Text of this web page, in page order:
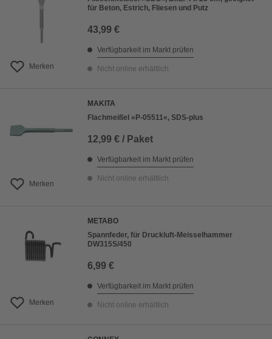
Merken
für Beton, Estrich, Fliesen und Putz
43,99 €
Verfügbarkeit im Markt prüfen
Nicht online erhältlich
Merken
MAKITA
Flachmeißel »P-05511«, SDS-plus
12,99 € / Paket
Verfügbarkeit im Markt prüfen
Nicht online erhältlich
Merken
METABO
Spannfeder, für Druckluft-Meisselhammer
DW315S/450
6,99 €
Verfügbarkeit im Markt prüfen
Nicht online erhältlich